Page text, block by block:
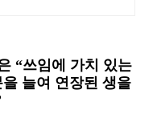
“쓰임에 가치 있는
늘여 연장된 생을